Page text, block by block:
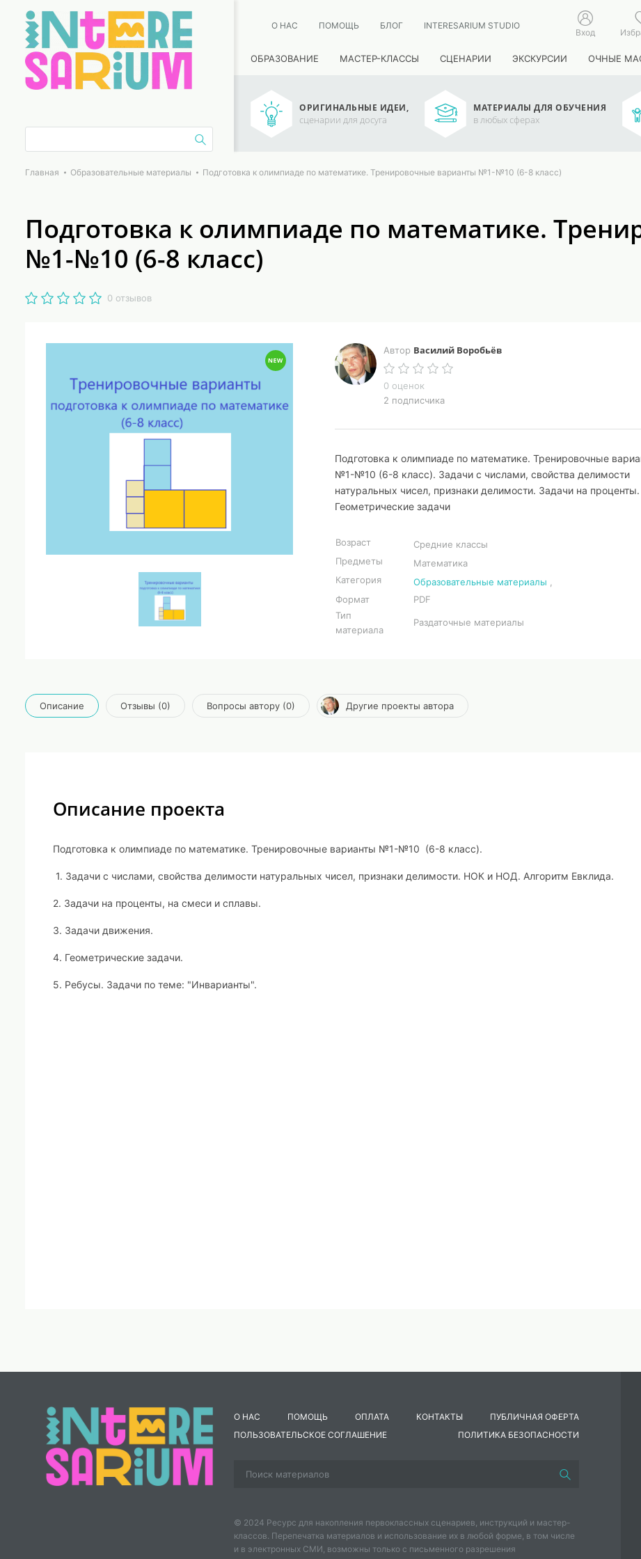
О НАС ПОМОЩЬ БЛОГ INTERESARIUM STUDIO
Вход
ОБРАЗОВАНИЕ МАСТЕР-КЛАССЫ СЦЕНАРИИ ЭКСКУРСИИ ОЧНЫЕ
ОРИГИНАЛЬНЫЕ ИДЕИ,
сценарии для досуга
МАТЕРИАЛЫ ДЛЯ ОБУЧЕНИЯ
в любых сферах
Главная Образовательные материалы Подготовка к олимпиаде по математике. Тренировочные варианты №1-№10 (6-8 класс)
Подготовка к олимпиаде по математике.
№1-№10 (6-8 класс)
0 отзывов
Автор Василий Воробьёв
0 оценок
2 подписчика
Подготовка к олимпиаде по математике. Тренировочные
№1-№10 (6-8 класс). Задачи с числами, свойства делимости
натуральных чисел, признаки делимости. Задачи на проценты.
Геометрические задачи
Возраст
Средние классы
Предметы
Математика
Категория
Образовательные материалы
Формат
PDF
Тип
материала
Раздаточные материалы
Описание Отзывы (0) Вопросы автору (0) Другие проекты автора
Описание проекта
Подготовка к олимпиаде по математике. Тренировочные варианты №1-№10 (6-8 класс).
1. Задачи с числами, свойства делимости натуральных чисел, признаки делимости. НОК и НОД. Алгоритм Евклида.
2. Задачи на проценты, на смеси и сплавы.
3. Задачи движения.
4. Геометрические задачи.
5. Ребусы. Задачи по теме: "Инварианты".
О НАС ПОМОЩЬ ОПЛАТА КОНТАКТЫ
ПУБЛИЧНАЯ ОФЕРТА
ПОЛЬЗОВАТЕЛЬСКОЕ СОГЛАШЕНИЕ
ПОЛИТИКА БЕЗОПАСНОСТИ
© 2024 Ресурс для накопления первоклассных сценариев, инструкций и мастер-
классов. Перепечатка материалов и использование их в любой форме, в том числе
и в электронных СМИ, возможны только с письменного разрешения